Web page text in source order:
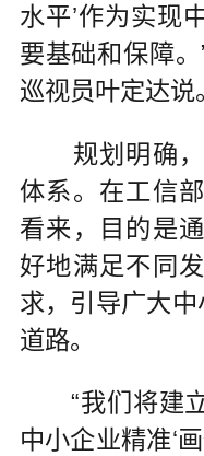
水平’作为实现
要基础和保障
巡视员叶定达说
规划明确，
体系。在工信
看来，目的是
好地满足不同
求，引导广大中
道路。
“我们将建立
中小企业精准‘